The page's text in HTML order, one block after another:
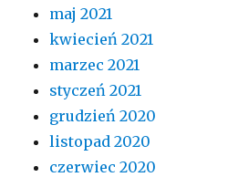
maj 2021
kwiecień 2021
marzec 2021
styczeń 2021
grudzień 2020
listopad 2020
czerwiec 2020